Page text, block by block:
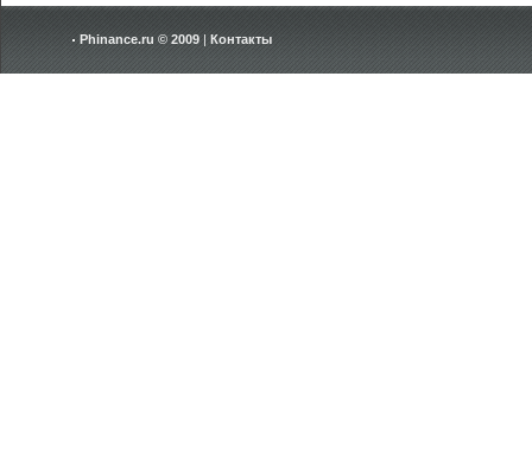
Phinance.ru © 2009 | Контакты